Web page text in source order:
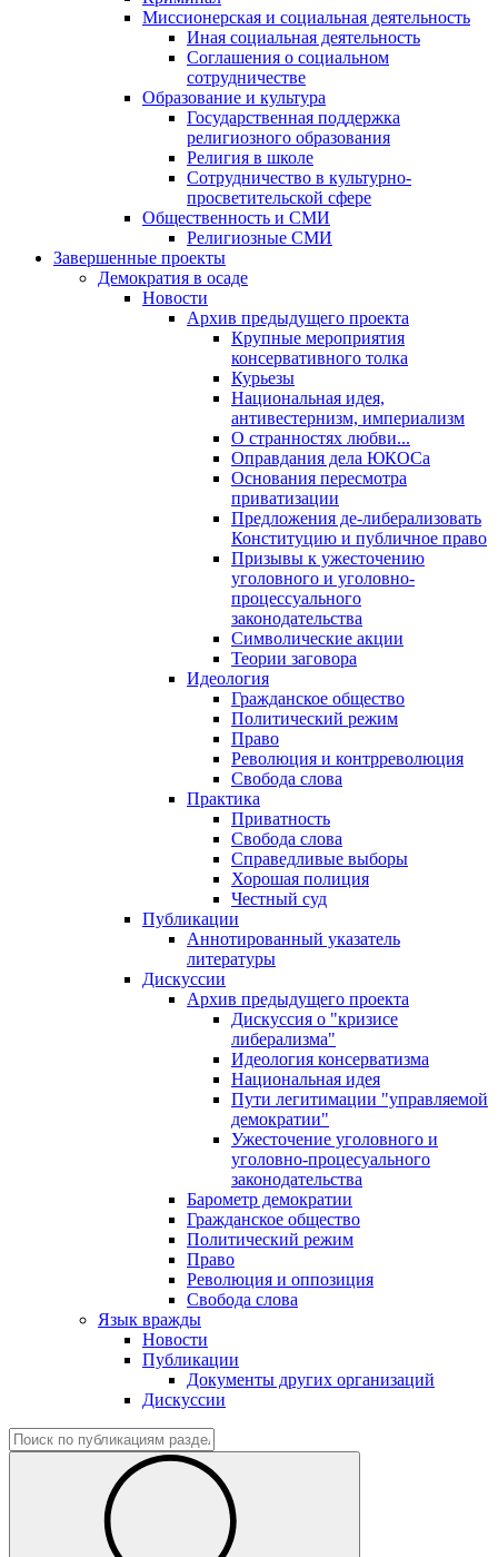
Миссионерская и социальная деятельность
Иная социальная деятельность
Соглашения о социальном
сотрудничестве
Образование и культура
Государственная поддержка
религиозного образования
Религия в школе
Сотрудничество в культурно-
просветительской сфере
Общественность и СМИ
Религиозные СМИ
Завершенные проекты
Демократия в осаде
Новости
Архив предыдущего проекта
Крупные мероприятия
консервативного толка
Курьезы
Национальная идея,
антивестернизм, империализм
О странностях любви...
Оправдания дела ЮКОСа
Основания пересмотра
приватизации
Предложения де-либерализовать
Конституцию и публичное право
Призывы к ужесточению
уголовного и уголовно-
процессуального
законодательства
Символические акции
Теории заговора
Идеология
Гражданское общество
Политический режим
Право
Революция и контрреволюция
Свобода слова
Практика
Приватность
Свобода слова
Справедливые выборы
Хорошая полиция
Честный суд
Публикации
Аннотированный указатель
литературы
Дискуссии
Архив предыдущего проекта
Дискуссия о "кризисе
либерализма"
Идеология консерватизма
Национальная идея
Пути легитимации "управляемой
демократии"
Ужесточение уголовного и
уголовно-процесуального
законодательства
Барометр демократии
Гражданское общество
Политический режим
Право
Революция и оппозиция
Свобода слова
Язык вражды
Новости
Публикации
Документы других организаций
Дискуссии